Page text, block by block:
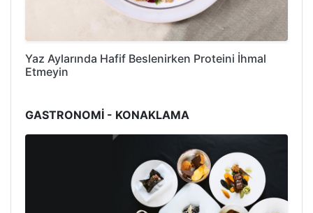
Yaz Aylarında Hafif Beslenirken Proteini İhmal
Etmeyin
GASTRONOMİ - KONAKLAMA